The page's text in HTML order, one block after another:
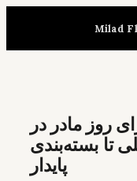
content
Milad
روز مادر در
محلی تا بسته‌بندی
پایدار